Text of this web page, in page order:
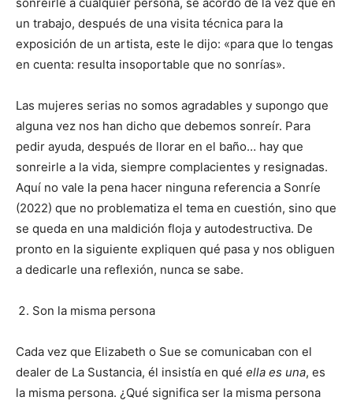
un trabajo, después de una visita técnica para la
exposición de un artista, este le dijo: «para que lo tengas
en cuenta: resulta insoportable que no sonrías».
Las mujeres serias no somos agradables y supongo que
alguna vez nos han dicho que debemos sonreír. Para
pedir ayuda, después de llorar en el baño… hay que
sonreirle a la vida, siempre complacientes y resignadas.
Aquí no vale la pena hacer ninguna referencia a Sonríe
(2022) que no problematiza el tema en cuestión, sino que
se queda en una maldición floja y autodestructiva. De
pronto en la siguiente expliquen qué pasa y nos obliguen
a dedicarle una reflexión, nunca se sabe.
Son la misma persona
Cada vez que Elizabeth o Sue se comunicaban con el
dealer de La Sustancia, él insistía en qué ella es una, es
la misma persona. ¿Qué significa ser la misma persona